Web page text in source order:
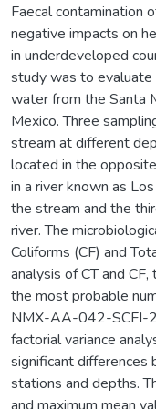
Faecal contamination
negative impacts on
in underdeveloped
study was to
water from the Santa
Mexico. Three
stream at different
located in the
in a river known as
the stream and the
river. The
Coliforms (CF) and
analysis of CT and
the most probable
NMX-AA-042-SCFI-
factorial variance
significant
stations and depths.